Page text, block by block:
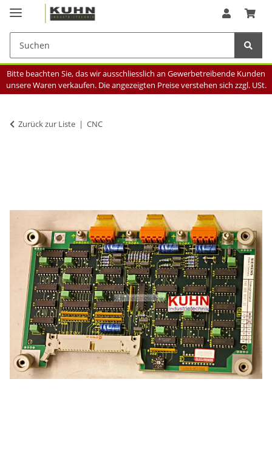
Bitte beachten Sie, das wir ausschliesslich an Gewerbetreibende Kunden
unsere Waren verkaufen. Die angezeigten Preise verstehen sich zzgl. USt.
Zurück zur Liste CNC